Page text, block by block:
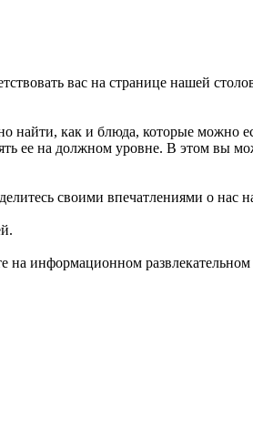
вас на странице нашей
как и блюда, которые можно
ее на должном уровне. В этом вы
своими впечатлениями о нас
информационном развлекательном